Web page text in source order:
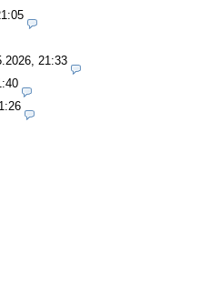
21:33